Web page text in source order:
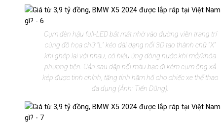
Cụm đèn hậu full-LED bắt mắt nhờ vào đường viền trang trí
cùng đồ họa chữ "L" kéo dài dạng nổi 3D tạo thành chữ "X"
khi ghép lại với nhau, có hiệu ứng dòng nước khi mở/khóa
phương tiện. Cản sau dập nổi màu bạc đi kèm cụm ống xả
kép được tinh chỉnh, tăng tính hầm hố cho chiếc xe thể thao
đa dụng (Ảnh: Tiến Dũng).